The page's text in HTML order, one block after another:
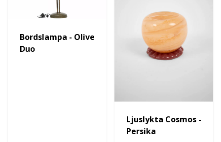
Bordslampa - Olive
Duo
Ljuslykta Cosmos -
Persika